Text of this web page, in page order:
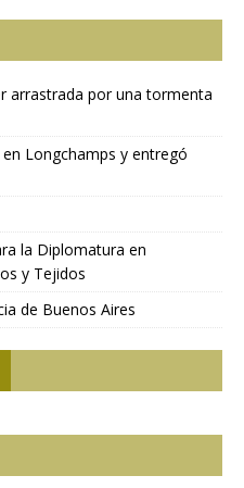
arrastrada por una tormenta
Longchamps y entregó
la Diplomatura en
y Tejidos
de Buenos Aires